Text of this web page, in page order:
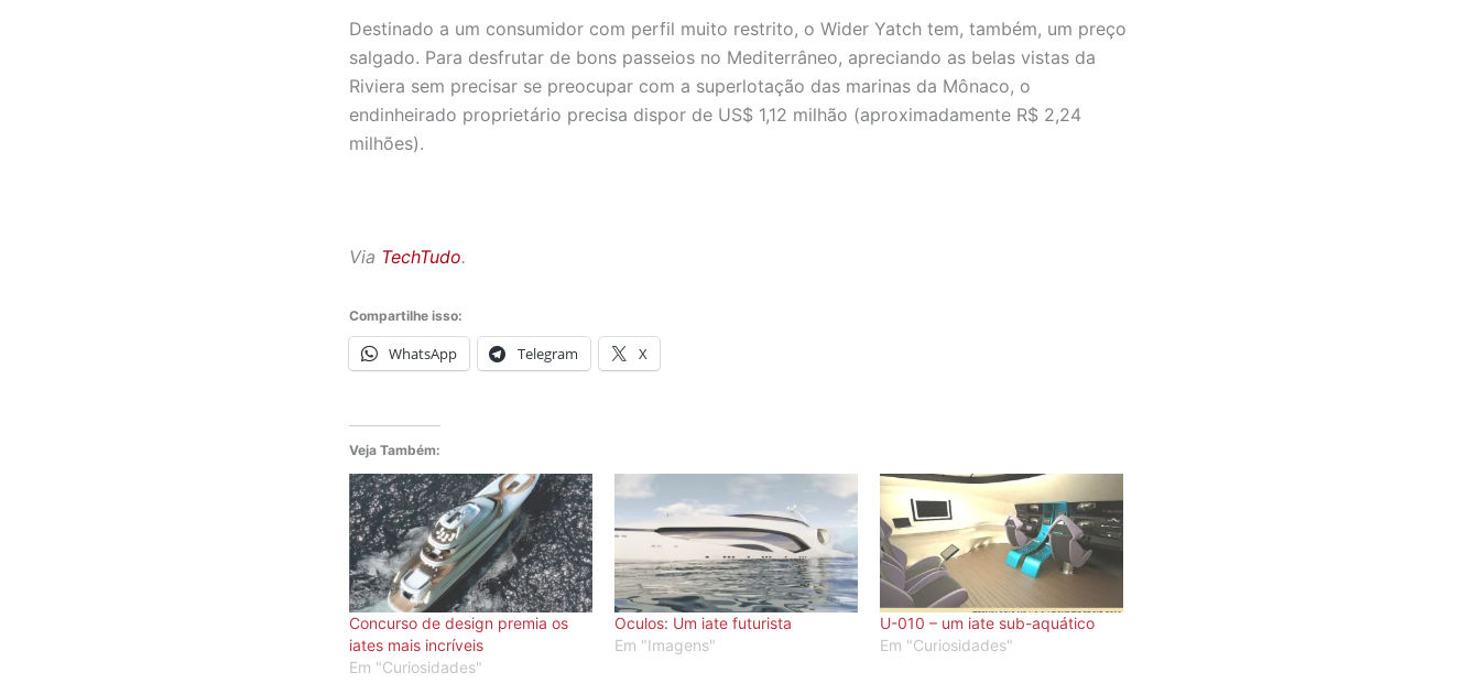
Destinado a um consumidor com perfil muito restrito, o Wider Yatch tem, também, um preço
salgado. Para desfrutar de bons passeios no Mediterrâneo, apreciando as belas vistas da
Riviera sem precisar se preocupar com a superlotação das marinas da Mônaco, o
endinheirado proprietário precisa dispor de US$ 1,12 milhão (aproximadamente R$ 2,24
milhões).
Via TechTudo.
Compartilhe isso:
WhatsApp Telegram X
Veja Também:
Concurso de design premia os
iates mais incríveis
Em "Curiosidades"
Oculos: Um iate futurista
Em "Imagens"
U-010 – um iate sub-aquático
Em "Curiosidades"